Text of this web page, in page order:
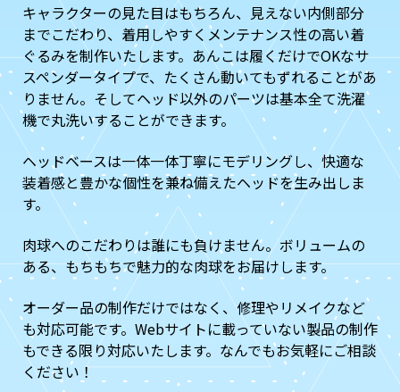
キャラクターの見た目はもちろん、見えない内側部分
までこだわり、着用しやすくメンテナンス性の高い着
ぐるみを制作いたします。あんこは履くだけでOKなサ
スペンダータイプで、たくさん動いてもずれることがあ
りません。そしてヘッド以外のパーツは基本全て洗濯
機で丸洗いすることができます。
ヘッドベースは一体一体丁寧にモデリングし、快適な
装着感と豊かな個性を兼ね備えたヘッドを生み出しま
す。
肉球へのこだわりは誰にも負けません。ボリュームの
ある、もちもちで魅力的な肉球をお届けします。
オーダー品の制作だけではなく、修理やリメイクなど
も対応可能です。Webサイトに載っていない製品の制作
もできる限り対応いたします。なんでもお気軽にご相談
ください！